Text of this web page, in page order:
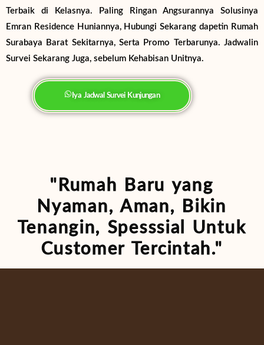
Terbaik di Kelasnya. Paling Ringan Angsurannya Solusinya
Emran Residence Huniannya, Hubungi Sekarang dapetin Rumah
Surabaya Barat Sekitarnya, Serta Promo Terbarunya. Jadwalin
Survei Sekarang Juga, sebelum Kehabisan Unitnya.
Iya Jadwal Survei Kunjungan
"Rumah Baru yang
Nyaman, Aman, Bikin
Tenangin, Spesssial Untuk
Customer Tercintah."